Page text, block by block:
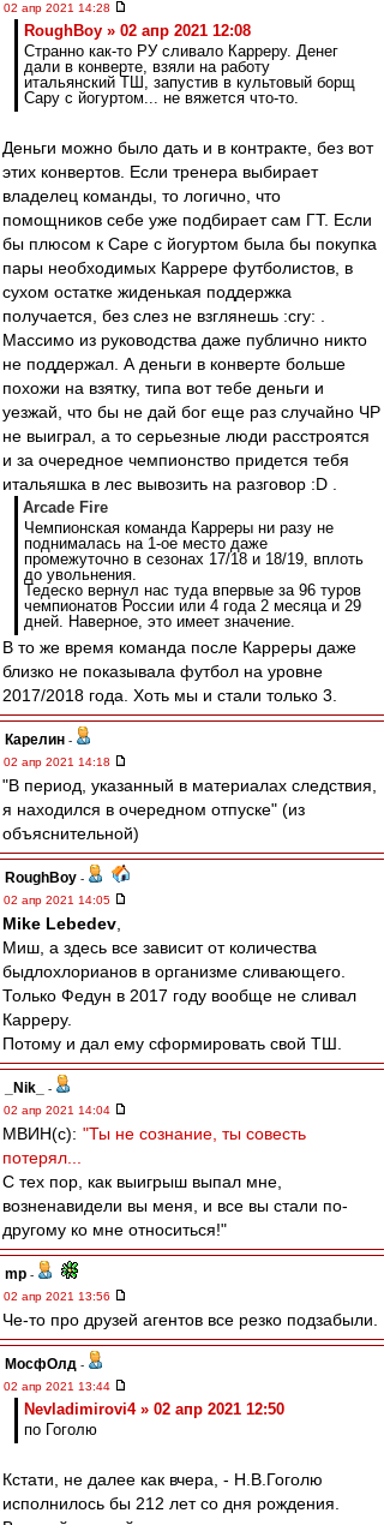
02 апр 2021 14:28
RoughBoy » 02 апр 2021 12:08
Странно как-то РУ сливало Карреру. Денег
дали в конверте, взяли на работу
итальянский ТШ, запустив в культовый борщ
Сару с йогуртом... не вяжется что-то.
Деньги можно было дать и в контракте, без вот
этих конвертов. Если тренера выбирает
владелец команды, то логично, что
помощников себе уже подбирает сам ГТ. Если
бы плюсом к Саре с йогуртом была бы покупка
пары необходимых Каррере футболистов, в
сухом остатке жиденькая поддержка
получается, без слез не взглянешь :cry: .
Массимо из руководства даже публично никто
не поддержал. А деньги в конверте больше
похожи на взятку, типа вот тебе деньги и
уезжай, что бы не дай бог еще раз случайно ЧР
не выиграл, а то серьезные люди расстроятся
и за очередное чемпионство придется тебя
итальяшка в лес вывозить на разговор :D .
Arcade Fire
Чемпионская команда Карреры ни разу не
поднималась на 1-ое место даже
промежуточно в сезонах 17/18 и 18/19, вплоть
до увольнения.
Тедеско вернул нас туда впервые за 96 туров
чемпионатов России или 4 года 2 месяца и 29
дней. Наверное, это имеет значение.
В то же время команда после Карреры даже
близко не показывала футбол на уровне
2017/2018 года. Хоть мы и стали только 3.
Карелин -
02 апр 2021 14:18
"В период, указанный в материалах следствия,
я находился в очередном отпуске" (из
объяснительной)
RoughBoy -
02 апр 2021 14:05
Mike Lebedev
Миш, а здесь все зависит от количества
быдлохлорианов в организме сливающего.
Только Федун в 2017 году вообще не сливал
Карреру.
Потому и дал ему сформировать свой ТШ.
_Nik_
-
02 апр 2021 14:04
МВИН(c): "Ты не сознание, ты совесть
потерял...
С тех пор, как выигрыш выпал мне,
возненавидели вы меня, и все вы стали по-
другому ко мне относиться!"
mp -
02 апр 2021 13:56
Че-то про друзей агентов все резко подзабыли.
МосфОлд -
02 апр 2021 13:44
Nevladimirovi4 » 02 апр 2021 12:50
по Гоголю
Кстати, не далее как вчера, - Н.В.Гоголю
исполнилось бы 212 лет со дня рождения.